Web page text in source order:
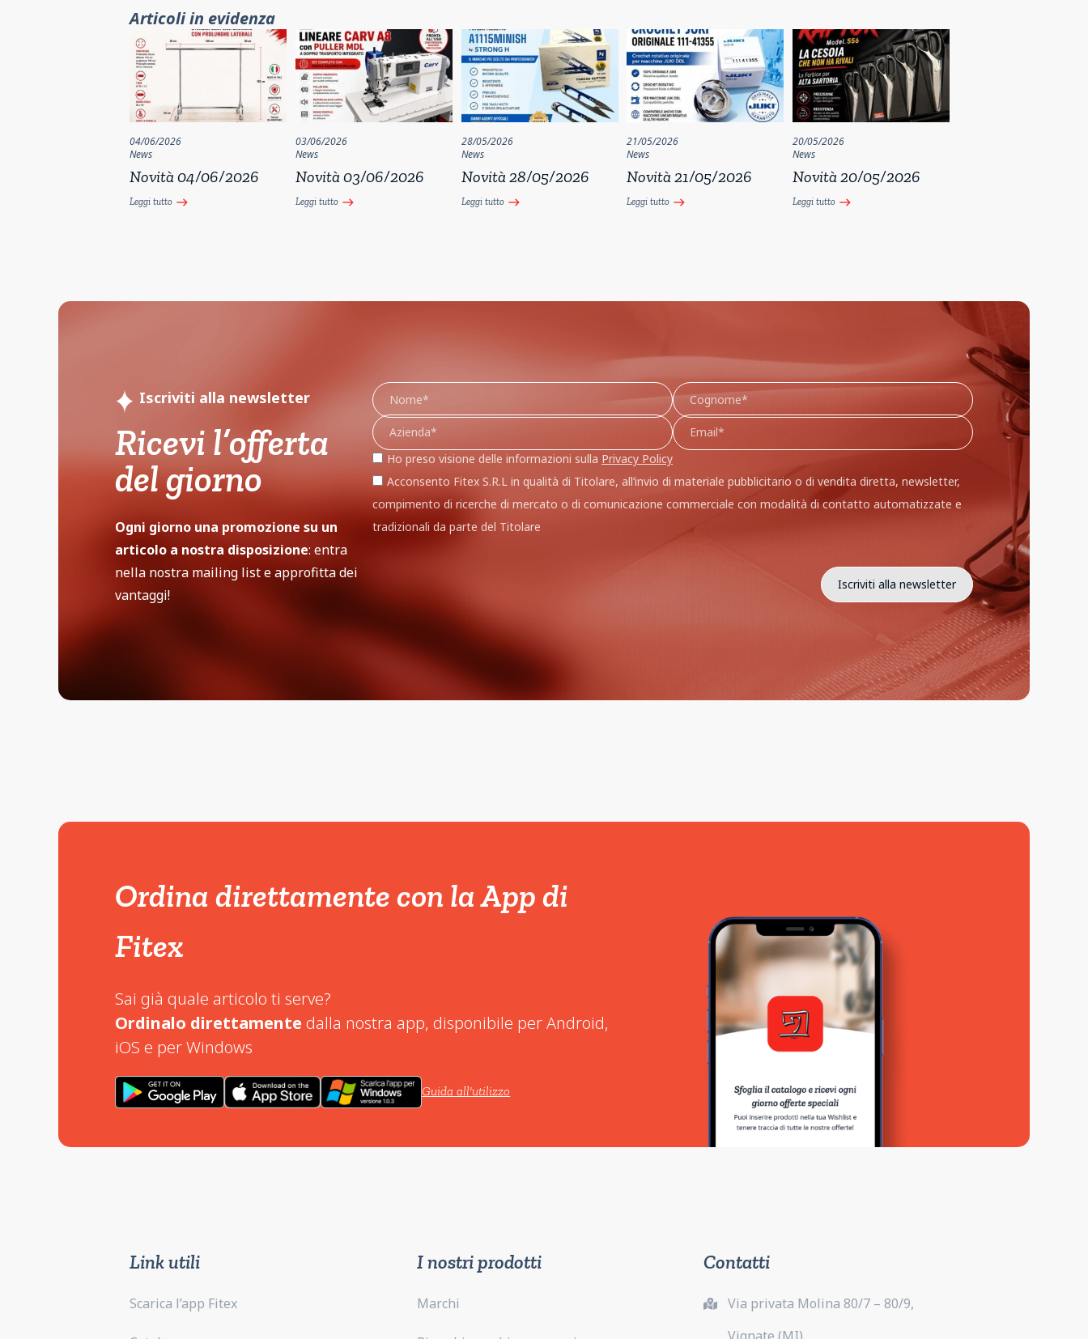
Articoli in evidenza
04/06/2026
News
Novità 04/06/2026
Leggi tutto east
03/06/2026
News
Novità 03/06/2026
Leggi tutto east
28/05/2026
News
Novità 28/05/2026
Leggi tutto east
21/05/2026
News
Novità 21/05/2026
Leggi tutto east
20/05/2026
News
Novità 20/05/2026
Leggi tutto east
Iscriviti alla newsletter
Ricevi l’offerta
del giorno
Ogni giorno una promozione su un
articolo a nostra disposizione: entra
nella nostra mailing list e approfitta dei
vantaggi!
Ho preso visione delle informazioni sulla Privacy Policy
Acconsento Fitex S.R.L in qualità di Titolare, all’invio di materiale pubblicitario o di vendita diretta, newsletter,
compimento di ricerche di mercato o di comunicazione commerciale con modalità di contatto automatizzate e
tradizionali da parte del Titolare
Ordina direttamente con la App di
Fitex
Sai già quale articolo ti serve?
Ordinalo direttamente dalla nostra app, disponibile per Android,
iOS e per Windows
Guida all'utilizzo
Link utili
Scarica l’app Fitex
I nostri prodotti
Marchi
Contatti
Via privata Molina 80/7 – 80/9,